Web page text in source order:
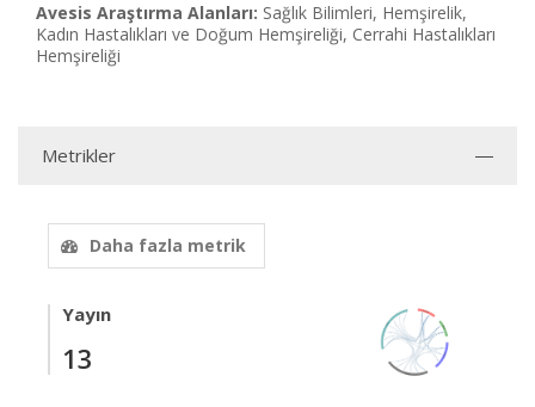
Avesis Araştırma Alanları: Sağlık Bilimleri, Hemşirelik,
Kadın Hastalıkları ve Doğum Hemşireliği, Cerrahi Hastalıkları
Hemşireliği
Metrikler
Daha fazla metrik
Yayın
13